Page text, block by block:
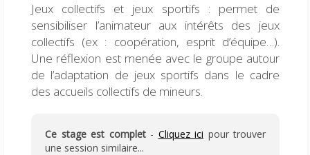
Jeux collectifs et jeux sportifs : permet de
sensibiliser l’animateur aux intérêts des jeux
collectifs (ex : coopération, esprit d’équipe…).
Une réflexion est menée avec le groupe autour
de l’adaptation de jeux sportifs dans le cadre
des accueils collectifs de mineurs.
Ce stage est complet- Cliquez ici pour trouver
une session similaire...